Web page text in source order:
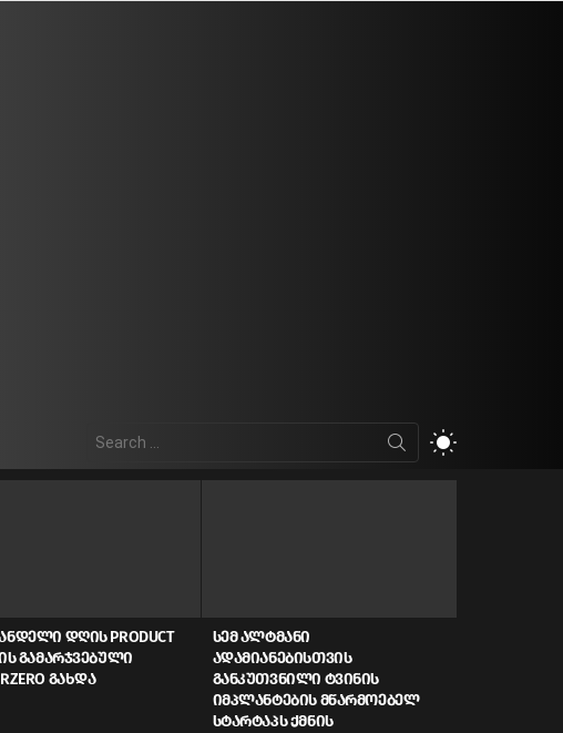
for:
ᲓᲦᲘᲡ PRODUCT
ᲘᲡ ᲒᲐᲛᲐᲠᲯᲕᲔᲑᲣᲚᲘ
ᲒᲐᲮᲓᲐ
ᲡᲔᲛ ᲐᲚᲢᲛᲐᲜᲘ
ᲐᲓᲐᲛᲘᲐᲜᲔᲑᲘᲡᲗᲕᲘᲡ
ᲒᲐᲜᲙᲣᲗᲕᲜᲘᲚᲘ ᲢᲕᲘᲜᲘᲡ
ᲘᲛᲞᲚᲐᲜᲢᲔᲑᲘᲡ ᲛᲬᲐᲠᲛᲝᲔᲑᲔᲚ
ᲡᲢᲐᲠᲢᲐᲞᲡ ᲥᲛᲜᲘᲡ